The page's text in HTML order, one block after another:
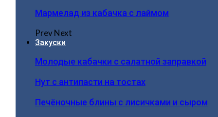
Мармелад из кабачка с лаймом
PrevNext
Закуски
Молодые кабачки с салатной заправкой
Нут с антипасти на тостах
Печёночные блины с лисичками и сыром